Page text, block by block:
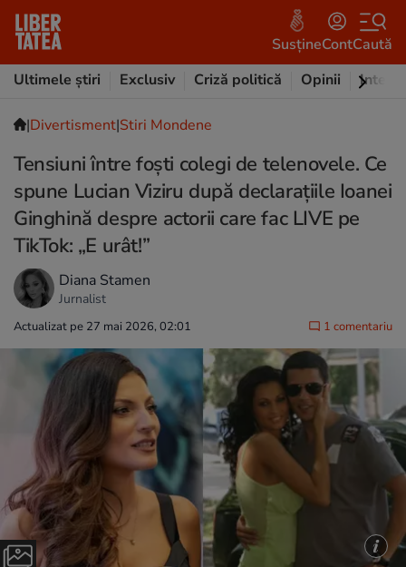
SusțineContCaută
Ultimele știri
Exclusiv Criză politică Opinii
|Divertisment|Stiri Mondene
Tensiuni între foști colegi de telenovele. Ce
spune Lucian Viziru după declarațiile Ioanei
Ginghină despre actorii care fac LIVE pe
TikTok: „E urât!”
Diana Stamen
Jurnalist
Actualizat pe 27 mai 2026, 02:01 1 comentariu